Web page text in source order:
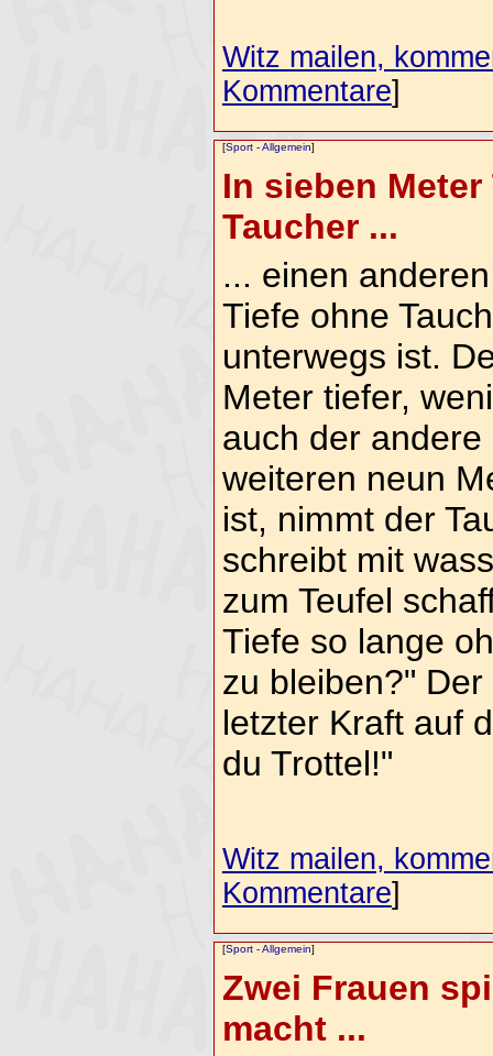
Witz mailen,
Kommentare]
[Sport-Allgemein]
In sieben
Taucher ...
... einen
Tiefe ohne
unterwegs ist.
Meter tiefer,
auch der
weiteren neun
ist, nimmt der
schreibt mit
zum Teufel
Tiefe so lange
zu bleiben?"
letzter Kraft auf
du Trottel!"
Witz mailen,
Kommentare]
[Sport-Allgemein]
Zwei Frauen
macht ...